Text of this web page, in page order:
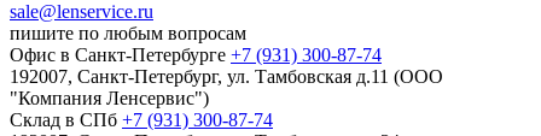
sale@lenservice.ru
пишите по любым вопросам
Офис в Санкт-Петербурге +7 (931) 300-87-74
192007, Санкт-Петербург, ул. Тамбовская д.11 (ООО
"Компания Ленсервис")
Склад в СПб +7 (931) 300-87-74